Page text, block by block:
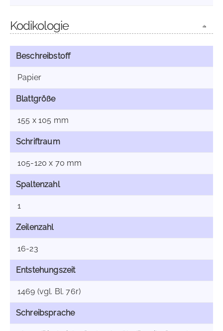
Kodikologie
Beschreibstoff
Papier
Blattgröße
155 x 105 mm
Schriftraum
105-120 x 70 mm
Spaltenzahl
1
Zeilenzahl
16-23
Entstehungszeit
1469 (vgl. Bl. 76r)
Schreibsprache